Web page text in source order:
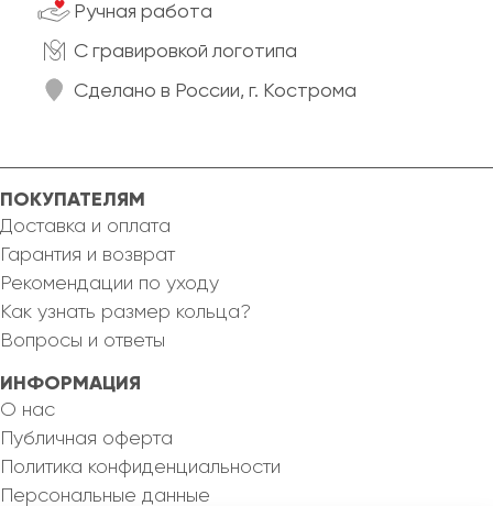
Ручная работа
C гравировкой логотипа
Сделано в России, г. Кострома
ПОКУПАТЕЛЯМ
Доставка и оплата
Гарантия и возврат
Рекомендации по уходу
Как узнать размер кольца?
Вопросы и ответы
ИНФОРМАЦИЯ
О нас
Публичная оферта
Политика конфиденциальности
Персональные данные